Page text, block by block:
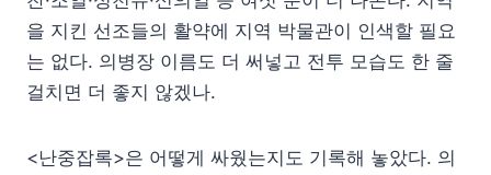
을 지킨 선조들의 활약에 지역 박물관이 인색할 필요
는 없다. 의병장 이름도 더 써넣고 전투 모습도 한 줄
걸치면 더 좋지 않겠나.
<난중잡록>은 어떻게 싸웠는지도 기록해 놓았다. 의